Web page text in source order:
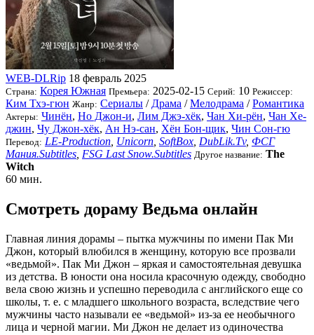
WEB-DLRip 18 февраль 2025
Страна: Корея Южная Премьера: 2025-02-15 Серий: 10 Режиссер:
Ким Тхэ-гюн Жанр: Сериалы / Драма /Мелодрама /Романтика
Актеры: Чинён, Но Джон-и, Лим Джэ-хёк, Чан Хи-рён, Чан Хе-
джин, Чу Джон-хёк, Ан Нэ-сан, Хён Бон-щик, Чин Сон-гю
Перевод: LE-Production Unicorn SoftBox DubLik.Tv, ФСГ
Мания.Subtitles FSG Last Snow.Subtitles Другое название: The
Witch
60 мин.
Смотреть дораму Ведьма онлайн
Главная линия дорамы – пытка мужчины по имени Пак Ми
Джон, который влюбился в женщину, которую все прозвали
«ведьмой». Пак Ми Джон – яркая и самостоятельная девушка
из детства. В юности она носила красочную одежду, свободно
вела свою жизнь и успешно переводила с английского еще со
школы, т. е. с младшего школьного возраста, вследствие чего
мужчины часто называли ее «ведьмой» из-за ее необычного
лица и черной магии. Ми Джон не делает из одиночества